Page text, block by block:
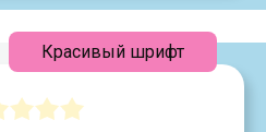
Красивый шрифт